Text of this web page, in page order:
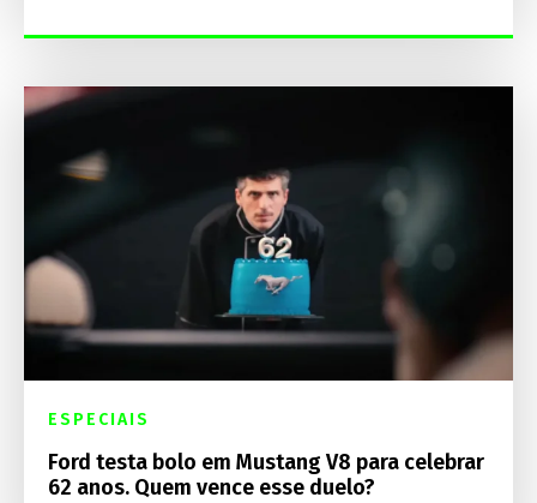
ESPECIAIS
Ford testa bolo em Mustang V8 para celebrar
62 anos. Quem vence esse duelo?